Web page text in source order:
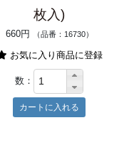
枚入)
660円 （品番：16730）
お気に入り商品に登録
数：